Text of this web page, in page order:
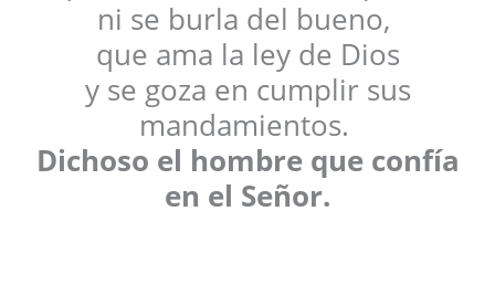
ni se burla del bueno,
que ama la ley de Dios
y se goza en cumplir sus
mandamientos.
Dichoso el hombre que confía
en el Señor.